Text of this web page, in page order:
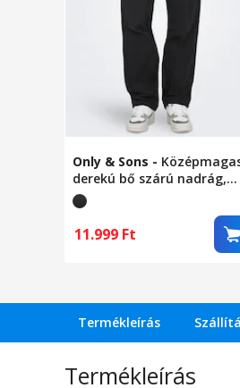
Only & Sons -
derekú bő szárú nadrág,
Fekete, W30-L32
11.999 Ft
Termékleírás
Termékleírás